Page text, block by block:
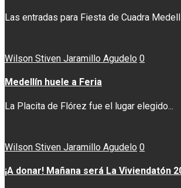
Las entradas para Fiesta de Cuadra
Wilson Stiven Jaramillo Agudelo 0
Medellín huele a Feria
La Placita de Flórez fue el lugar elegido...
Wilson Stiven Jaramillo Agudelo 0
¡A donar! Mañana será La Viviendatón